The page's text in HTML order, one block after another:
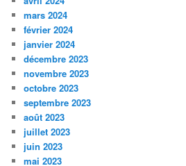
mars 2024
février 2024
janvier 2024
décembre 2023
novembre 2023
octobre 2023
septembre 2023
août 2023
juillet 2023
juin 2023
mai 2023